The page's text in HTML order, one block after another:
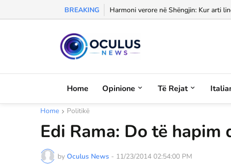
BREAKING Harmoni verore në Shëngjin: Kur arti
Morali, frika dhe dashuria...
Home Opinione Të Rejat
Home Politikë
Edi Rama: Do të
by Oculus News - 11/23/2014 02:54:00 PM